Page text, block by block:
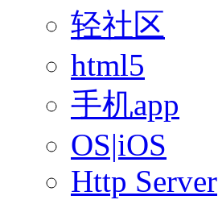
轻社区
html5
手机app
OS|iOS
Http Server